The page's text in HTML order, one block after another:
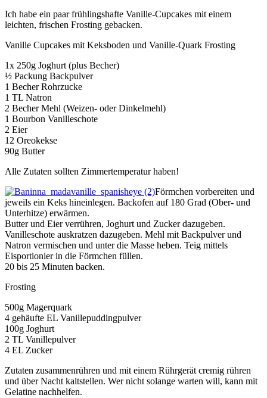
Ich habe ein paar frühlingshafte Vanille-Cupcakes mit einem
leichten, frischen Frosting gebacken.
Vanille Cupcakes mit Keksboden und Vanille-Quark Frosting
1x 250g Joghurt (plus Becher)
½ Packung Backpulver
1 Becher Rohrzucke
1 TL Natron
2 Becher Mehl (Weizen- oder Dinkelmehl)
1 Bourbon Vanilleschote
2 Eier
12 Oreokekse
90g Butter
Alle Zutaten sollten Zimmertemperatur haben!
Förmchen vorbereiten und
jeweils ein Keks hineinlegen. Backofen auf 180 Grad (Ober- und
Unterhitze) erwärmen.
Butter und Eier verrühren, Joghurt und Zucker dazugeben.
Vanilleschote auskratzen dazugeben. Mehl mit Backpulver und
Natron vermischen und unter die Masse heben. Teig mittels
Eisportionier in die Förmchen füllen.
20 bis 25 Minuten backen.
Frosting
500g Magerquark
4 gehäufte EL Vanillepuddingpulver
100g Joghurt
2 TL Vanillepulver
4 EL Zucker
Zutaten zusammenrühren und mit einem Rührgerät cremig rühren
und über Nacht kaltstellen. Wer nicht solange warten will, kann mit
Gelatine nachhelfen.